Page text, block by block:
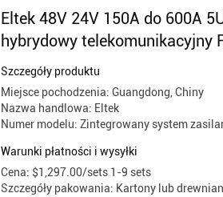
Eltek 48V 24V 150A do 600A
hybrydowy telekomunikacyjny
Integrated
Szczegóły produktu
Miejsce pochodzenia: Guangdong, Chiny
Nazwa handlowa: Eltek
Numer modelu: Zintegrowany system
Warunki płatności i wysyłki
Cena: $1,297.00/sets 1-9 sets
Szczegóły pakowania: Kartony lub